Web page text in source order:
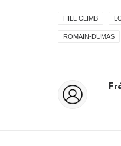
HILL CLIMB
ROMAIN-DUMAS